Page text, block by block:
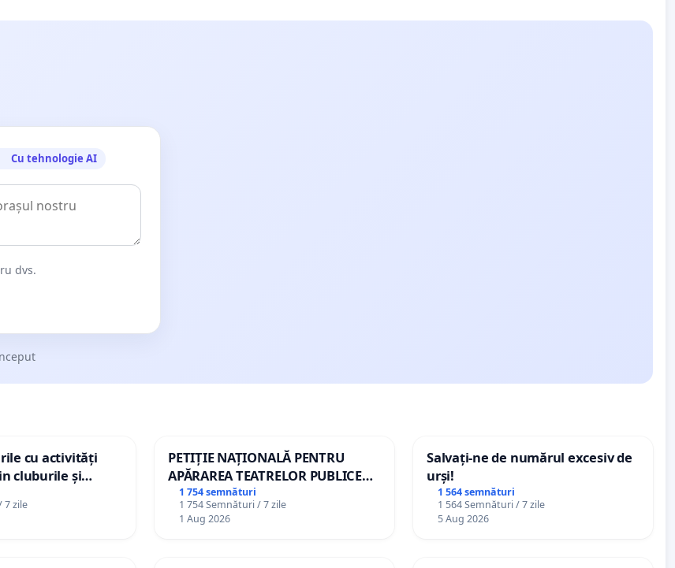
Cu tehnologie AI
dvs.
cu activități
cluburile și
7 zile
PETIȚIE NAȚIONALĂ PENTRU
APĂRAREA TEATRELOR PUBLICE
DE REPERTORIU DIN ROMÂNIA
1 754 semnături
1 754 Semnături / 7 zile
1 Aug 2026
Salvați-ne de numărul excesiv de
urși!
1 564 semnături
1 564 Semnături / 7 zile
5 Aug 2026